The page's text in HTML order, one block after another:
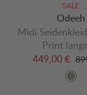
SALE
Odeeh
Midi
Print
449,00 €